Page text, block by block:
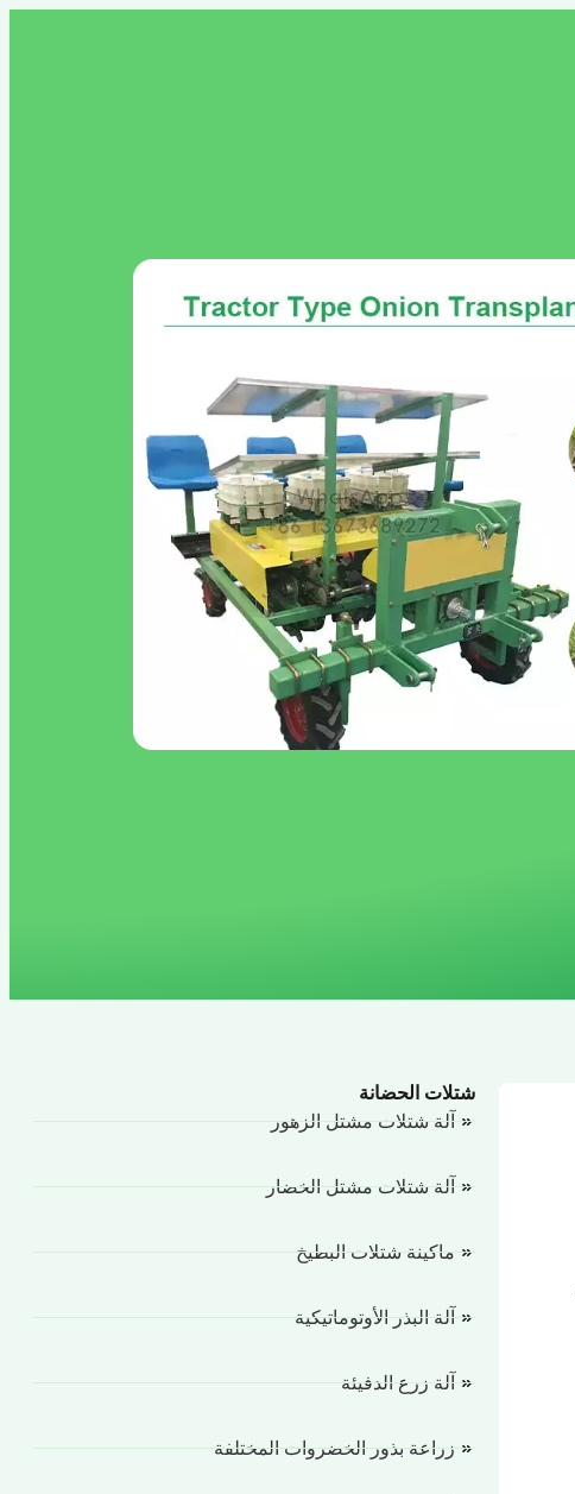
شتلات الحضانة
آلة شتلات مشتل الزهور
آلة شتلات مشتل الخضار
ماكينة شتلات البطيخ
آلة البذر الأوتوماتيكية
آلة زرع الدفيئة
زراعة بذور الخضروات المختلفة